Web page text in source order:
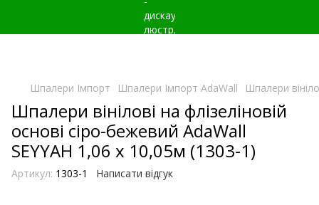
Шпалери Імпорт Шпалери Імпорт AdaWall Шпалери
Шпалери вінілові на флізеліновій
основі сіро-бежевий AdaWall
SEYYAH 1,06 х 10,05м (1303-1)
Артикул: 1303-1 Написати відгук